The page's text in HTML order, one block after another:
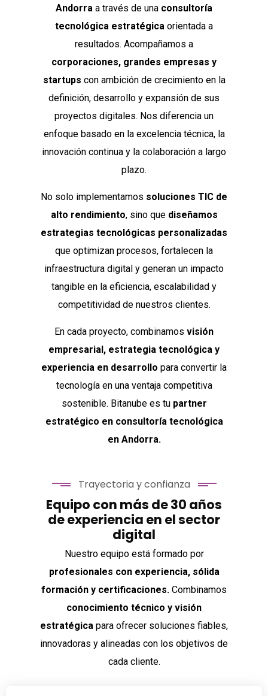
Andorra a través de una consultoría
tecnológica estratégica orientada a
resultados. Acompañamos a
corporaciones, grandes empresas y
startups con ambición de crecimiento en la
definición, desarrollo y expansión de sus
proyectos digitales. Nos diferencia un
enfoque basado en la excelencia técnica, la
innovación continua y la colaboración a largo
plazo.
No solo implementamos soluciones TIC de
alto rendimiento, sino que diseñamos
estrategias tecnológicas personalizadas
que optimizan procesos, fortalecen la
infraestructura digital y generan un impacto
tangible en la eficiencia, escalabilidad y
competitividad de nuestros clientes.
En cada proyecto, combinamos visión
empresarial, estrategia tecnológica y
experiencia en desarrollo para convertir la
tecnología en una ventaja competitiva
sostenible. Bitanube es tu partner
estratégico en consultoría tecnológica
en Andorra.
Trayectoria y confianza
Equipo con más de 30 años
de experiencia en el sector
digital
Nuestro equipo está formado por
profesionales con experiencia, sólida
formación y certificaciones. Combinamos
conocimiento técnico y visión
estratégica para ofrecer soluciones fiables,
innovadoras y alineadas con los objetivos de
cada cliente.